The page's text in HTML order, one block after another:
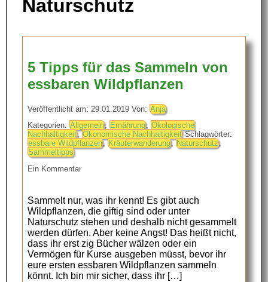
Naturschutz
5 Tipps für das Sammeln von
essbaren Wildpflanzen
Veröffentlicht am: 29.01.2019 Von: Anja
Kategorien: Allgemein, Ernährung, Ökologische
Nachhaltigkeit,Ökonomische NachhaltigkeitSchlagwörter:
essbare Wildpflanzen, Kräuterwanderung, Naturschutz,
Sammeltipps
Ein Kommentar
Sammelt nur, was ihr kennt! Es gibt auch
Wildpflanzen, die giftig sind oder unter
Naturschutz stehen und deshalb nicht gesammelt
werden dürfen. Aber keine Angst! Das heißt nicht,
dass ihr erst zig Bücher wälzen oder ein
Vermögen für Kurse ausgeben müsst, bevor ihr
eure ersten essbaren Wildpflanzen sammeln
könnt. Ich bin mir sicher, dass ihr […]